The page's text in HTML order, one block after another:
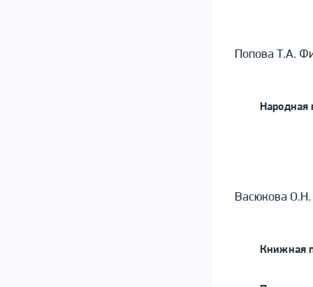
Попова Т.А.
Народная
Васюкова
Книжная